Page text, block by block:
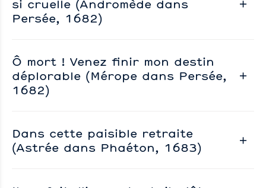
si cruelle (Andromède dans
Persée, 1682)
Ô mort ! Venez finir mon destin
déplorable (Mérope dans Persée,
1682)
Dans cette paisible retraite
(Astrée dans Phaéton, 1683)